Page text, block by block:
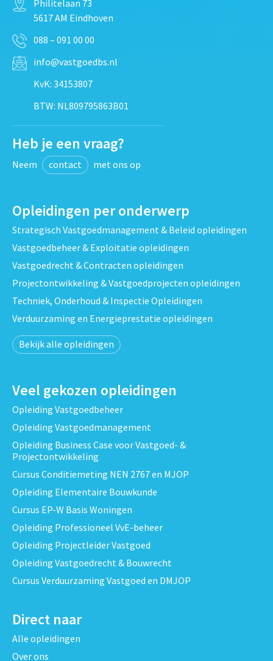
Philitelaan 73
5617 AM Eindhoven
088 – 091 00 00
info@vastgoedbs.nl
KvK: 34153807
BTW: NL809795863B01
Heb je een vraag?
Neem contact met ons op
Opleidingen per onderwerp
Strategisch Vastgoedmanagement & Beleid opleidingen
Vastgoedbeheer & Exploitatie opleidingen
Vastgoedrecht & Contracten opleidingen
Projectontwikkeling & Vastgoedprojecten opleidingen
Techniek, Onderhoud & Inspectie Opleidingen
Verduurzaming en Energieprestatie opleidingen
Bekijk alle opleidingen
Veel gekozen opleidingen
Opleiding Vastgoedbeheer
Opleiding Vastgoedmanagement
Opleiding Business Case voor Vastgoed- &
Projectontwikkeling
Cursus Conditiemeting NEN 2767 en MJOP
Opleiding Elementaire Bouwkunde
Cursus EP-W Basis Woningen
Opleiding Professioneel VvE-beheer
Opleiding Projectleider Vastgoed
Opleiding Vastgoedrecht & Bouwrecht
Cursus Verduurzaming Vastgoed en DMJOP
Direct naar
Alle opleidingen
Over ons